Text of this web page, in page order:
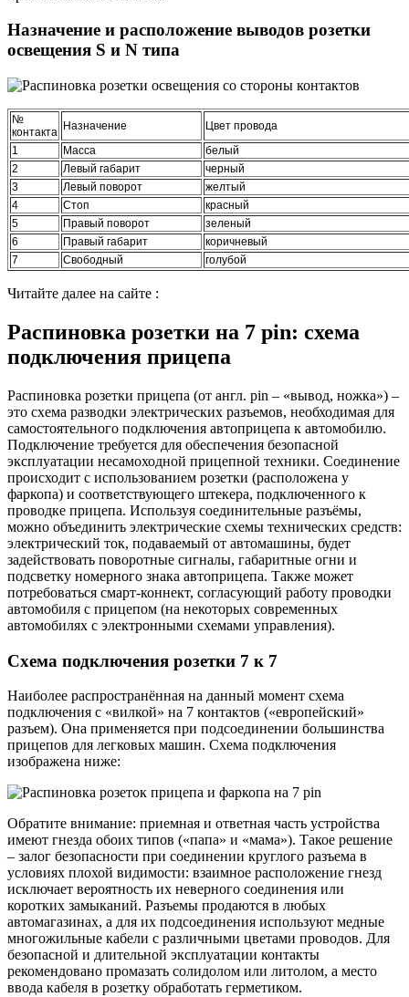
Назначение и расположение выводов розетки
освещения S и N типа
№
контакта Назначение
Цвет провода
1
Масса
белый
2
Левый габарит
черный
3
Левый поворот
желтый
4
Стоп
красный
5
Правый поворот
зеленый
6
Правый габарит
коричневый
7
Свободный голубой
Читайте далее на сайте :
Распиновка розетки на 7 pin: схема
подключения прицепа
Распиновка розетки прицепа (от англ. pin – «вывод, ножка») –
это схема разводки электрических разъемов, необходимая для
самостоятельного подключения автоприцепа к автомобилю.
Подключение требуется для обеспечения безопасной
эксплуатации несамоходной прицепной техники. Соединение
происходит с использованием розетки (расположена у
фаркопа) и соответствующего штекера, подключенного к
проводке прицепа. Используя соединительные разъёмы,
можно объединить электрические схемы технических средств:
электрический ток, подаваемый от автомашины, будет
задействовать поворотные сигналы, габаритные огни и
подсветку номерного знака автоприцепа. Также может
потребоваться смарт-коннект, согласующий работу проводки
автомобиля с прицепом (на некоторых современных
автомобилях с электронными схемами управления).
Схема подключения розетки 7 к 7
Наиболее распространённая на данный момент схема
подключения с «вилкой» на 7 контактов («европейский»
разъем). Она применяется при подсоединении большинства
прицепов для легковых машин. Схема подключения
изображена ниже:
Обратите внимание: приемная и ответная часть устройства
имеют гнезда обоих типов («папа» и «мама»). Такое решение
– залог безопасности при соединении круглого разъема в
условиях плохой видимости: взаимное расположение гнезд
исключает вероятность их неверного соединения или
коротких замыканий. Разъемы продаются в любых
автомагазинах, а для их подсоединения используют медные
многожильные кабели с различными цветами проводов. Для
безопасной и длительной эксплуатации контакты
рекомендовано промазать солидолом или литолом, а место
ввода кабеля в розетку обработать герметиком.